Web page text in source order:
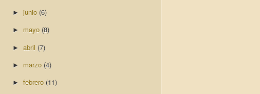
► junio (6)
► mayo (8)
► abril (7)
► marzo (4)
► febrero (11)